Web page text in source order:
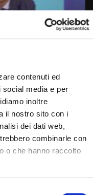
contenuti ed
social media e per
inoltre
il nostro sito con i
dei dati web,
combinarle con
o che hanno raccolto
Malattie
2024)